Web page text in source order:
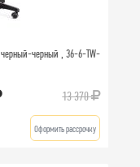
черный , 36-6-TW-
13 370
Оформить рассрочку